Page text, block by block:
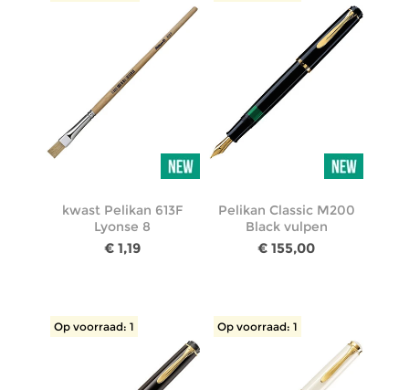
kwast Pelikan 613F
Lyonse 8
€ 1,19
Pelikan Classic M200
Black vulpen
€ 155,00
Op voorraad: 1 Op voorraad: 1